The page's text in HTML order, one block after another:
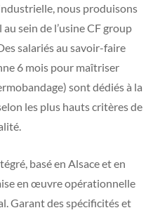
nous produisons
sein de l’usine CF group
salariés au savoir-faire
6 mois pour maîtriser
sont dédiés à la
les plus hauts critères de
basé en Alsace et en
en œuvre opérationnelle
Garant des spécificités et